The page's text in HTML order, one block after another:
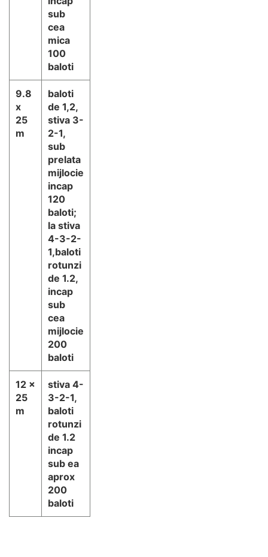
sub
cea
mica
100
baloti
9.8
x
25
m
baloti
de 1,2,
stiva 3-
2-1,
sub
prelata
mijlocie
incap
120
baloti;
la stiva
4-3-2-
1,baloti
rotunzi
de 1.2,
incap
sub
cea
mijlocie
200
baloti
12 x
25
m
stiva 4-
3-2-1,
baloti
rotunzi
de 1.2
incap
sub ea
aprox
200
baloti